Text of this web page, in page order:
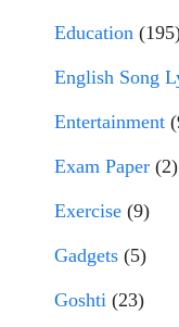
Education
English Song
Entertainment
Exam Paper (2)
Exercise (9)
Gadgets (5)
Goshti (23)